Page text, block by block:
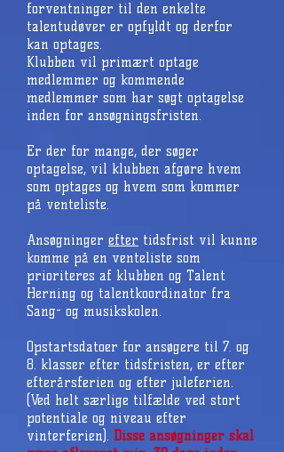
forventninger til den enkelte
talentudøver er opfyldt og derfor
kan optages.
Klubben vil primært optage
medlemmer og kommende
medlemmer som har søgt optagelse
inden for ansøgningsfristen.
Er der for mange, der søger
optagelse, vil klubben afgøre hvem
som optages og hvem som kommer
på venteliste.
Ansøgninger efter tidsfrist vil kunne
komme på en venteliste som
prioriteres af klubben og Talent
Herning og talentkoordinator fra
Sang- og musikskolen.
Opstartsdatoer for ansøgere til 7. og
8. klasser efter tidsfristen, er efter
efterårsferien og efter juleferien.
(Ved helt særlige tilfælde ved stort
potentiale og niveau efter
vinterferien). Disse ansøgninger skal